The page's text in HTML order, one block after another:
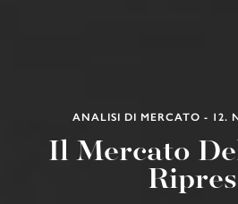
ANALISI DI MERCATO - 12.
Il Mercato